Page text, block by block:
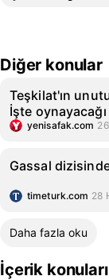
Diğer konular
Teşkilat'ın
İşte
yenisafak.com
Gassal
timeturk.com 28
Daha fazla oku
İçerik konuları